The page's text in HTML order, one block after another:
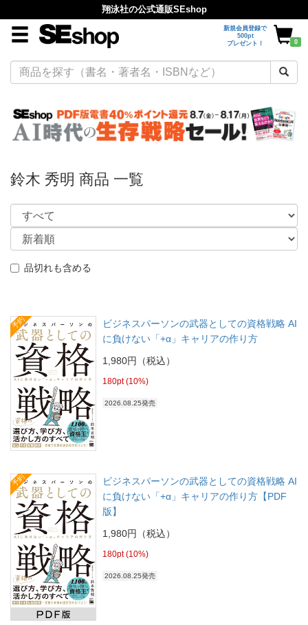
翔泳社の公式通販SEshop
新規会員登録で
500pt
プレゼント！
0
鈴木 秀明 商品 一覧
品切れも含める
予約
ビジネスパーソンの武器としての資格戦略 AI
に負けない「+α」キャリアの作り方
1,980円（税込）
180pt (10%)
2026.08.25発売
予約
ビジネスパーソンの武器としての資格戦略 AI
に負けない「+α」キャリアの作り方【PDF
版】
1,980円（税込）
180pt (10%)
2026.08.25発売